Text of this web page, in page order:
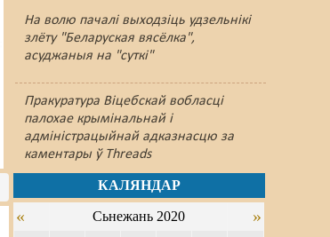
На волю пачалі выходзіць удзельнікі
злёту "Беларуская вясёлка",
асуджаныя на "суткі"
Пракуратура Віцебскай вобласці
палохае крымінальнай і
адміністрацыйнай адказнасцю за
каментары ў Threads
КАЛЯНДАР
« Сьнежань 2020 »